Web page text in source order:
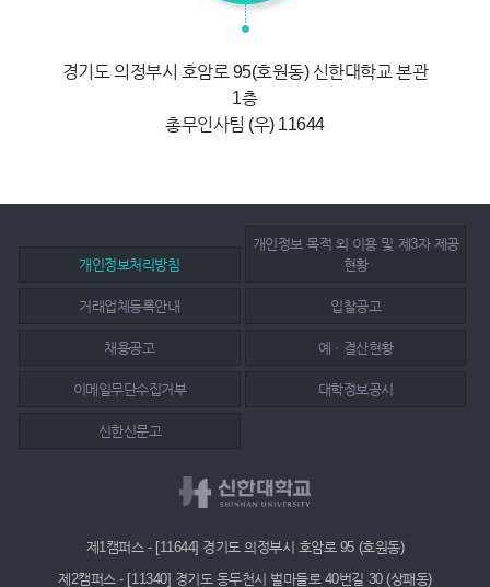
경기도 의정부시 호암로 95(호원동) 신한대학교 본관
1층
총무인사팀 (우) 11644
개인정보처리방침
개인정보 목적 외 이용 및 제3자 제공
현황
거래업체등록안내 입찰공고
채용공고 예ㆍ결산현황
이메일무단수집거부 대학정보공시
신한신문고
제1캠퍼스 - [11644] 경기도 의정부시 호암로 95 (호원동)
제2캠퍼스 - [11340] 경기도 동두천시 벌마들로 40번길 30 (상패동)